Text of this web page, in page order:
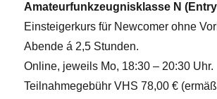
Amateurfunkzeugnisklasse N
Einsteigerkurs für Newcomer ohne
Abende á 2,5 Stunden.
Online, jeweils Mo, 18:30 – 20:30 Uhr.
Teilnahmegebühr VHS 78,00 €